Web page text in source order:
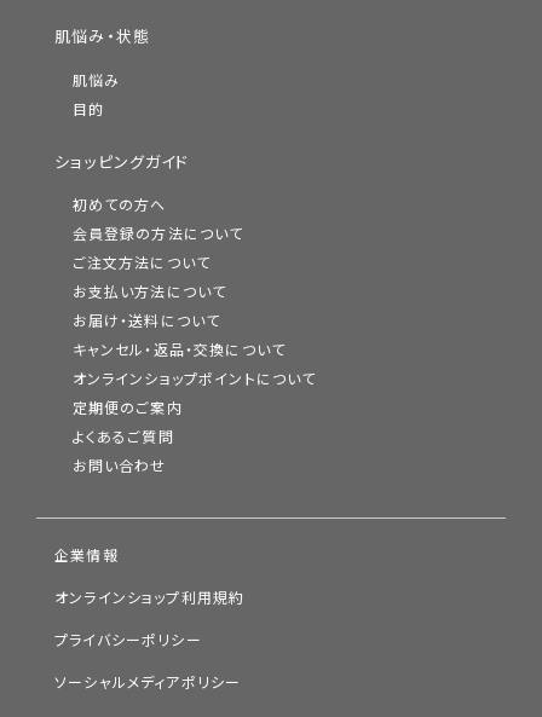
肌悩み・状態
肌悩み
目的
ショッピングガイド
初めての方へ
会員登録の方法について
ご注文方法について
お支払い方法について
お届け・送料について
キャンセル・返品・交換について
オンラインショップポイントについて
定期便のご案内
よくあるご質問
お問い合わせ
企業情報
オンラインショップ利用規約
プライバシーポリシー
ソーシャルメディアポリシー